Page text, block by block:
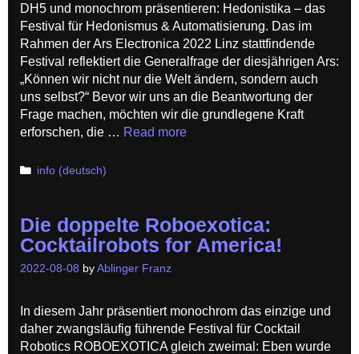
DH5 und monochrom präsentieren: Hedonistika – das
Festival für Hedonismus & Automatisierung. Das im
Rahmen der Ars Electronica 2022 Linz stattfindende
Festival reflektiert die Generalfrage der diesjährigen Ars:
„Können wir nicht nur die Welt ändern, sondern auch
uns selbst?“ Bevor wir uns an die Beantwortung der
Frage machen, möchten wir die grundlegene Kraft
erforschen, die … Read more
Categories
info (deutsch)
Die doppelte Roboexotica:
Cocktailrobots for America!
2022-08-08 by Ablinger Franz
In diesem Jahr präsentiert monochrom das einzige und
daher zwangsläufig führende Festival für Cocktail
Robotics ROBOEXOTICA gleich zweimal: Eben wurde